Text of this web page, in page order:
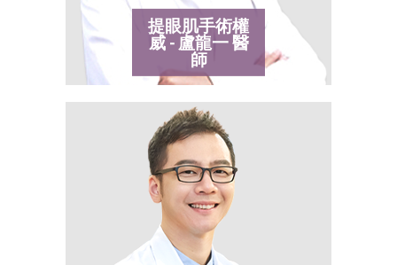
提眼肌手術權
威 - 盧龍一醫
師